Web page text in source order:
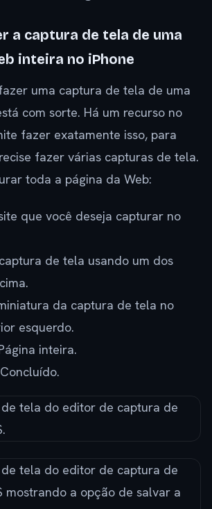
a captura de tela de uma
inteira no iPhone
uma captura de tela de uma
com sorte. Há um recurso no
fazer exatamente isso, para
fazer várias capturas de tela.
toda a página da Web:
que você deseja capturar no
de tela usando um dos
da captura de tela no
esquerdo.
inteira.